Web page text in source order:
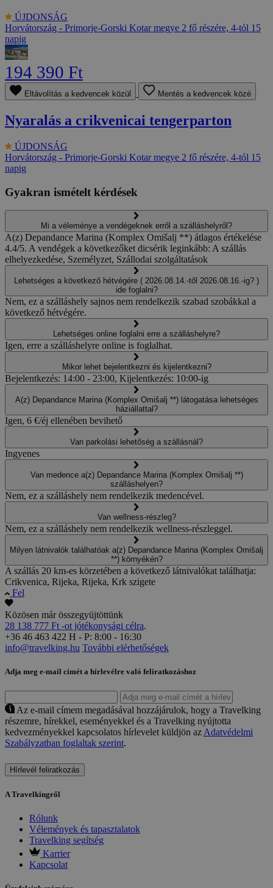
ÚJDONSÁG
Horvátország - Primorje-Gorski Kotar megye 2 fő részére, 4-tól 15
napig
194 390 Ft
Eltávolítás a kedvencek közül Mentés a kedvencek közé
Nyaralás a crikvenicai tengerparton
ÚJDONSÁG
Horvátország - Primorje-Gorski Kotar megye 2 fő részére, 4-tól 15
napig
Gyakran ismételt kérdések
Mi a véleménye a vendégeknek erről a szálláshelyről?
A(z) Depandance Marina (Komplex Omišalj **) átlagos értékelése
4.4/5. A vendégek a következőket dicsérik leginkább: A szállás
elhelyezkedése, Személyzet, Szállodai szolgáltatások
Lehetséges a következő hétvégére ( 2026.08.14.-től 2026.08.16.-ig? )
ide foglalni?
Nem, ez a szálláshely sajnos nem rendelkezik szabad szobákkal a
következő hétvégére.
Lehetséges online foglalni erre a szálláshelyre?
Igen, erre a szálláshelyre online is foglalhat.
Mikor lehet bejelentkezni és kijelentkezni?
Bejelentkezés: 14:00 - 23:00, Kijelentkezés: 10:00-ig
A(z) Depandance Marina (Komplex Omišalj **) látogatása lehetséges
háziállattal?
Igen, 6 €/éj ellenében bevihető
Van parkolási lehetőség a szállásnál?
Ingyenes
Van medence a(z) Depandance Marina (Komplex Omišalj **)
szálláshelyen?
Nem, ez a szálláshely nem rendelkezik medencével.
Van wellness-részleg?
Nem, ez a szálláshely nem rendelkezik wellness-részleggel.
Milyen látnivalók találhatóak a(z) Depandance Marina (Komplex Omišalj
**) környékén?
A szállás 20 km-es körzetében a következő látnivalókat találhatja:
Crikvenica, Rijeka, Rijeka, Krk szigete
Fel
Közösen már összegyüjtöttünk
28 138 777 Ft -ot jótékonysági célra.
+36 46 463 422 H - P: 8:00 - 16:30
info@travelking.hu További elérhetőségek
Adja meg e-mail címét a hírlevélre való feliratkozáshoz
Az e-mail címem megadásával hozzájárulok, hogy a Travelking
részemre, hírekkel, eseményekkel és a Travelking nyújtotta
kedvezményekkel kapcsolatos hírlevelet küldjön az Adatvédelmi
Szabályzatban foglaltak szerint.
Hírlevél feliratkozás
A Travelkingről
Rólunk
Vélemények és tapasztalatok
Travelking segítség
Karrier
Kapcsolat